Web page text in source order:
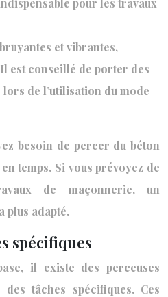
pour les travaux
et vibrantes,
est conseillé de porter des
de l’utilisation du mode
besoin de percer du béton
temps. Si vous prévoyez de
de maçonnerie, un
plus adapté.
spécifiques
il existe des perceuses
tâches spécifiques. Ces